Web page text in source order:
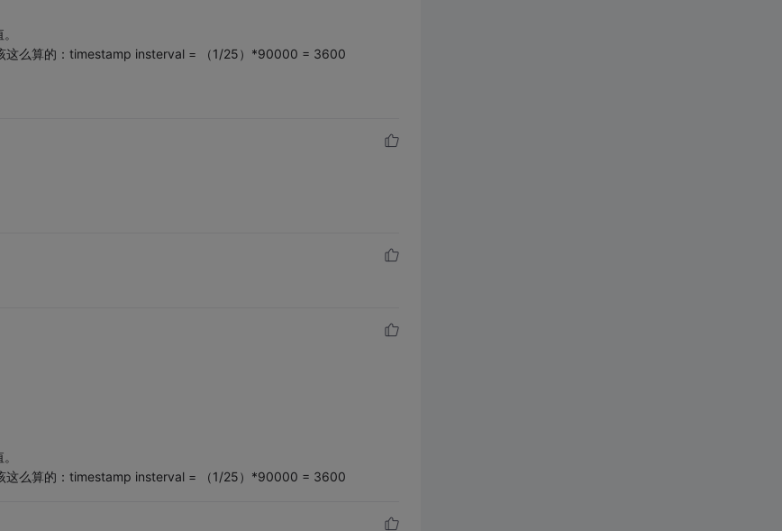
这么算的：timestamp insterval = （1/25）*90000 = 3600
这么算的：timestamp insterval = （1/25）*90000 = 3600